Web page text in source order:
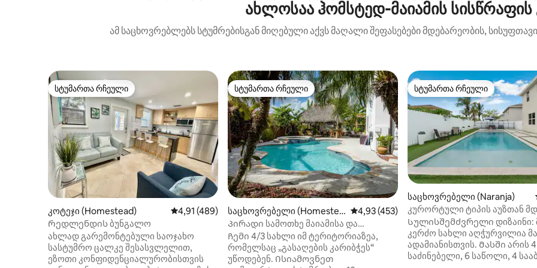
ახლოსაა ჰომსტედ-მაიამის სისწრაფის
ამ საცხოვრებლებს სტუმრებისგან მიღებული აქვს მაღალი შეფასებები მდებარეობის,
სტუმართა რჩეული
სტუმართა რჩეული
კოტეჯი (Homestead) საშუალო შეფასებაა 5‑დან 4,91, 489 მიმოხილვა
4,91 (489)
Რედლენდის ბუნგალო
ახლად გარემონტებული საოჯახო
სასტუმრო ცალკე შესასვლელით,
ეზოთი კონფიდენციალურობისთვის
სტუმართა რჩეული
სტუმართა რჩეული
საცხოვრებელი (Homestea
d)
საშუალო შეფასებაა 5‑დან 4,93, 453
4,93 (453)
Პირადი სამოთხე მაიამისა და
გასაღებებს შორის
Ჩემი 4/3 სახლი იმ ტერიტორიაზეა,
რომელსაც „გასაღების კარიბჭეს“
უწოდებენ. Ისიამოვნეთ
სტუმართა რჩეული
სტუმართა რჩეული
საცხოვრებელი (Naranja)
კურორტული ტიპის აუზთან
სახლი 5 საწოლით,
მოედნით და თამაშების
Სულისშემძვრელი დიზაინი:
კერძო სახლი აღჭურვილია
ადამიანისთვის. Მასში არის 4
საძინებელი, 6 საწოლი, 4 სააბაზანო